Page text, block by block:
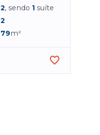
2, sendo 1 suíte
2
79m²